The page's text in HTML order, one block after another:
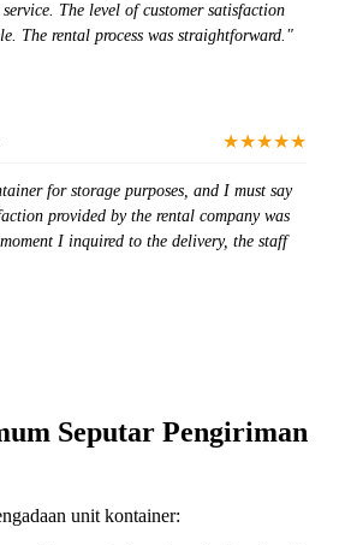
The level of customer satisfaction
The rental process was straightforward."
★★★★★
for storage purposes, and I must say
provided by the rental company was
I inquired to the delivery, the staff
Seputar Pengiriman
unit kontainer: